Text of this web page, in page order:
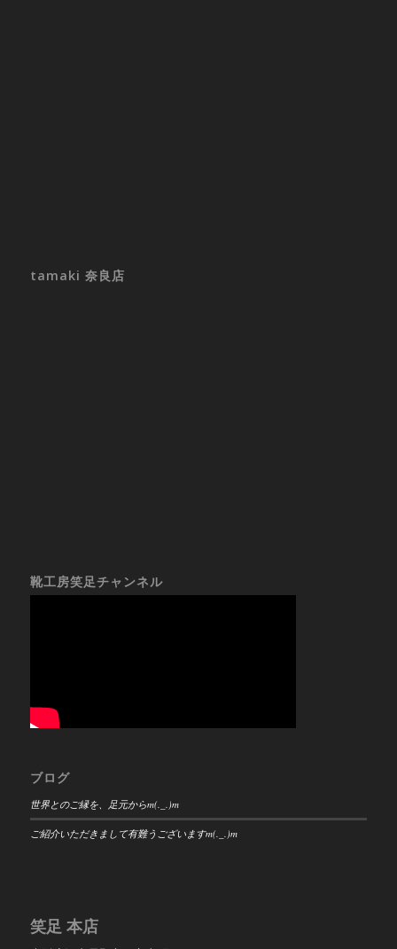
tamaki 奈良店
靴工房笑足チャンネル
ブログ
世界とのご縁を、足元からm(._.)m
ご紹介いただきまして有難うございますm(._.)m
笑足 本店